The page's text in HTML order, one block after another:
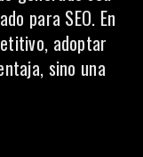
para SEO. En
adoptar
sino una